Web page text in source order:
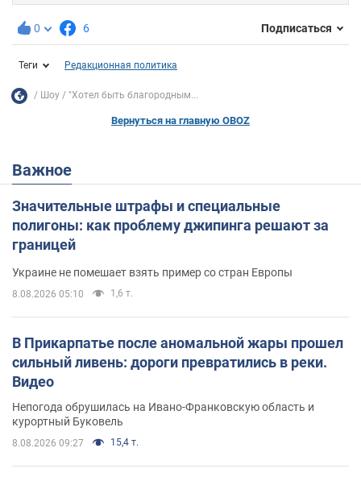
0 6 Подписаться
Теги Редакционная политика
Шоу "Хотел быть благородным...
Вернуться на главную OBOZ
Важное
Значительные штрафы и специальные
полигоны: как проблему джипинга решают за
границей
Украине не помешает взять пример со стран Европы
8.08.2026 05:10 1,6 т.
В Прикарпатье после аномальной жары прошел
сильный ливень: дороги превратились в реки.
Видео
Непогода обрушилась на Ивано-Франковскую область и
курортный Буковель
8.08.2026 09:27 15,4 т.